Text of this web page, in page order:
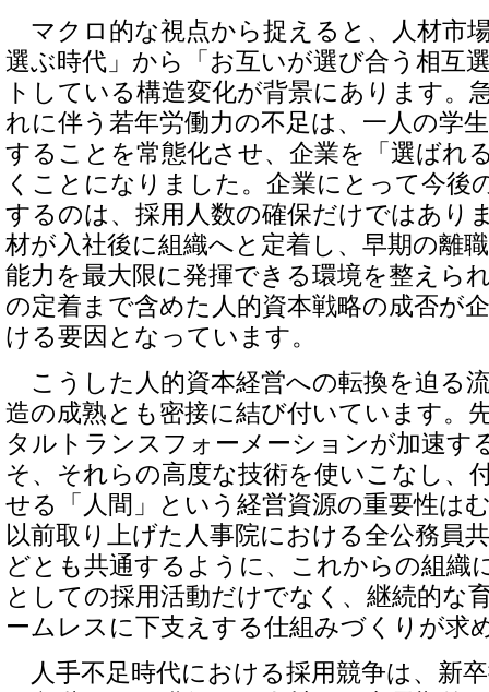
マクロ的な視点から捉えると、人材市
選ぶ時代」から「お互いが選び合う相互
トしている構造変化が背景にあります。
れに伴う若年労働力の不足は、一人の学
することを常態化させ、企業を「選ばれ
くことになりました。企業にとって今後
するのは、採用人数の確保だけではあり
材が入社後に組織へと定着し、早期の離
能力を最大限に発揮できる環境を整えら
の定着まで含めた人的資本戦略の成否が
ける要因となっています。
こうした人的資本経営への転換を迫る
造の成熟とも密接に結び付いています。
タルトランスフォーメーションが加速す
そ、それらの高度な技術を使いこなし、
せる「人間」という経営資源の重要性は
以前取り上げた人事院における全公務員
どとも共通するように、これからの組織
としての採用活動だけでなく、継続的な
ームレスに下支えする仕組みづくりが求
人手不足時代における採用競争は、新